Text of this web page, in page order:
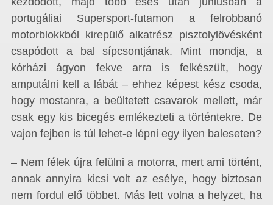
portugáliai Supersport-futamon a felrobbanó
motorblokkból kirepülő alkatrész pisztolylövésként
csapódott a bal sípcsontjának. Mint mondja, a
kórházi ágyon fekve arra is felkészült, hogy
amputálni kell a lábát – ehhez képest kész csoda,
hogy mostanra, a beültetett csavarok mellett, már
csak egy kis bicegés emlékezteti a történtekre. De
vajon fejben is túl lehet-e lépni egy ilyen baleseten?
– Nem félek újra felülni a motorra, mert ami történt,
annak annyira kicsi volt az esélye, hogy biztosan
nem fordul elő többet. Más lett volna a helyzet, ha